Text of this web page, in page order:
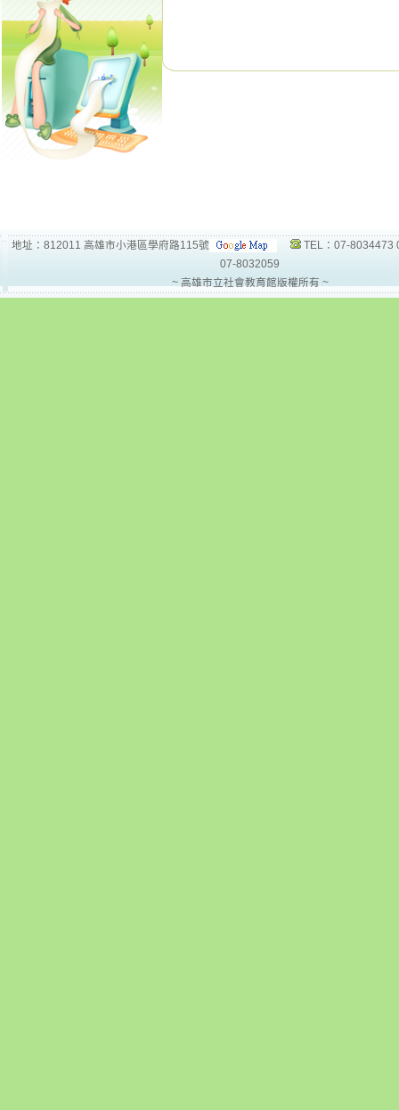
地址：812011 高雄市小港區學府路115號
TEL：07-8034473
07-8032059
~ 高雄市立社會教育館版權所有 ~